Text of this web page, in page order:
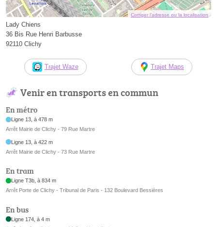
Corriger l’adresse ou la localisation
Lady Chiens
36 Bis Rue Henri Barbusse
92110 Clichy
Trajet Waze Trajet Maps
Venir en transports en commun
En métro
Ligne 13, à 478 m
Arrêt Mairie de Clichy - 79 Rue Martre
Ligne 13, à 422 m
Arrêt Mairie de Clichy - 73 Rue Martre
En tram
Ligne T3b, à 834 m
Arrêt Porte de Clichy - Tribunal de Paris - 132 Boulevard Bessières
En bus
Ligne 174, à 4 m